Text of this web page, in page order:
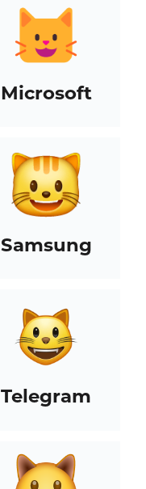
Microsoft
Samsung
Telegram